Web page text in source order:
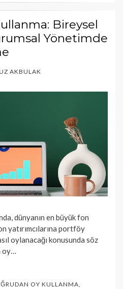
Bireysel
Yönetimde
AKBULAK
dünyanın en büyük fon
yatırımcılarına portföy
oylanacağı konusunda söz
oy…
OY KULLANMA